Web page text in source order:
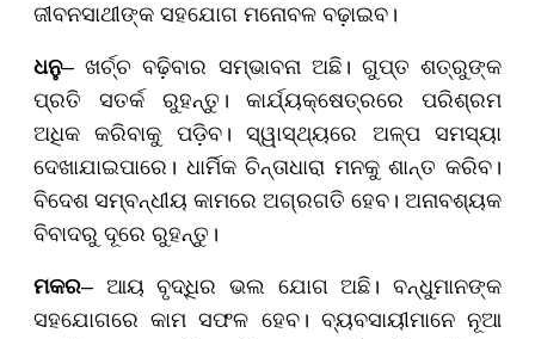
ଜୀବନସାଥୀଙ୍କ ସହଯୋଗ ମନୋବଳ ବଢ଼ାଇବ।
ଧନୁ– ଖର୍ଚ୍ଚ ବଢ଼ିବାର ସମ୍ଭାବନା ଅଛି। ଗୁପ୍ତ ଶତ୍ରୁଙ୍କ
ପ୍ରତି ସତର୍କ ରୁହନ୍ତୁ। କାର୍ଯ୍ୟକ୍ଷେତ୍ରରେ ପରିଶ୍ରମ
ଅଧିକ କରିବାକୁ ପଡ଼ିବ। ସ୍ୱାସ୍ଥ୍ୟରେ ଅଳ୍ପ ସମସ୍ୟା
ଦେଖାଯାଇପାରେ। ଧାର୍ମିକ ଚିନ୍ତାଧାରା ମନକୁ ଶାନ୍ତ କରିବ।
ବିଦେଶ ସମ୍ବନ୍ଧୀୟ କାମରେ ଅଗ୍ରଗତି ହେବ। ଅନାବଶ୍ୟକ
ବିବାଦରୁ ଦୂରେ ରୁହନ୍ତୁ।
ମକର– ଆୟ ବୃଦ୍ଧିର ଭଲ ଯୋଗ ଅଛି। ବନ୍ଧୁମାନଙ୍କ
ସହଯୋଗରେ କାମ ସଫଳ ହେବ। ବ୍ୟବସାୟୀମାନେ ନୂଆ